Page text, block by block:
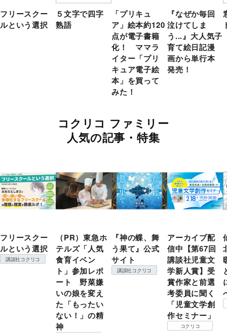
フリースクー
ルという選択
５文字で四字
熟語
「プリキュ
ア」絵本約120
点が電子書籍
化！ ママラ
イター「プリ
キュア電子絵
本」を買って
みた！
『なぜか毎回
泣けてしま
う...』大人気子
育て絵日記漫
画から単行本
発売！
コクリコ ファミリー
人気の記事・特集
フリースクー
ルという選択
講談社コクリコ
（PR）東急ホ
テルズ「人気
食育イベン
ト」参加レポ
ート 野菜嫌
いの娘を変え
た「もったい
ない！」の精
神
『神の蝶、舞
う果て』公式
サイト
講談社コクリコ
アーカイブ配
信中【第67回
講談社児童文
学新人賞】受
賞作家と前選
考委員に聞く
「児童文学創
作セミナー」
コクリコ